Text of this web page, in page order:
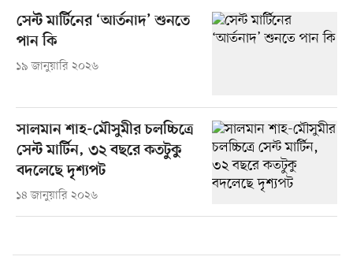
সেন্ট মার্টিনের ‘আর্তনাদ’ শুনতে
পান কি
১৯ জানুয়ারি ২০২৬
সালমান শাহ-মৌসুমীর চলচ্চিত্রে
সেন্ট মার্টিন, ৩২ বছরে কতটুকু
বদলেছে দৃশ্যপট
১৪ জানুয়ারি ২০২৬